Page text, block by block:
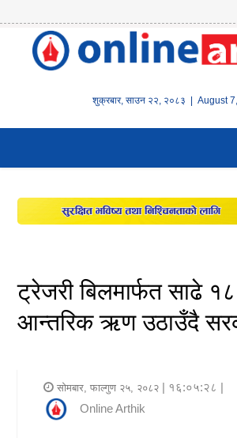
शुक्रबार, साउन २२, २०८३ | August
होम
वित्त
इन्स्योरेन्स
पूँजीबजार
अटो
ट्रेजरी बिलमार्फत साढे
आन्तरिक ऋण उठाउँदै
सोमबार, फाल्गुण २५, २०८२ | १६:०५:२८ |
Online Arthik